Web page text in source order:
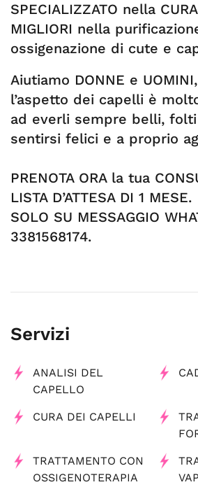
SPECIALIZZATO nella
MIGLIORI nella
ossigenazione di cute e
Aiutiamo DONNE e
l’aspetto dei capelli è
ad everli sempre belli,
sentirsi felici e a proprio
PRENOTA ORA la tua
LISTA D’ATTESA DI 1 MESE.
SOLO SU MESSAGGIO
3381568174.
Servizi
ANALISI DEL
CAPELLO
CURA DEI CAPELLI
TRATTAMENTO CON
OSSIGENOTERAPIA